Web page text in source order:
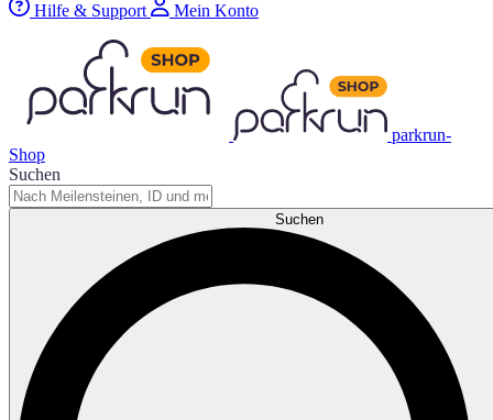
Hilfe & Support
Mein Konto
parkrun-
Shop
Suchen
Suchen